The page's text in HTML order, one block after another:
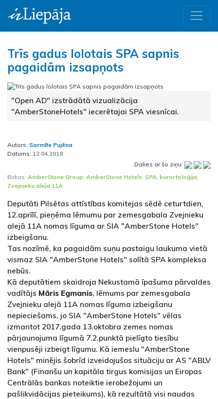
Trīs gadus lolotais SPA sapnis
pagaidām izsapņots
"Open AD" izstrādātā vizualizācija
"AmberStoneHotels" iecerētajai SPA viesnīcai.
Autors: Sarmīte Pujēna
Datums: 12.04.2018
Dalies ar šo ziņu:
Birkas: AmberStone Group AmberStone Hotels SPA kurortoloģija
Zvejnieku aleja 11A
Deputāti Pilsētas attīstības komitejas sēdē ceturtdien,
12.aprīlī, pieņēma lēmumu par zemesgabala Zvejnieku
alejā 11A nomas līguma ar SIA "AmberStone Hotels"
izbeigšanu.
Tas nozīmē, ka pagaidām suņu pastaigu laukuma vietā
vismaz SIA "AmberStone Hotels" solītā SPA kompleksa
nebūs.
Kā deputātiem skaidroja Nekustamā īpašuma pārvaldes
vadītājs Māris Egmanis, lēmums par zemesgabala
Zvejnieku alejā 11A nomas līguma izbeigšanu
nepieciešams, jo SIA "AmberStone Hotels" vēlas
izmantot 2017.gada 13.oktobra zemes nomas
pārjaunojuma līgumā 7.2.punktā pielīgto tiesību
vienpusēji izbeigt līgumu. Kā iemeslu "AmberStone
Hotels" minējis šobrīd izveidojušos situāciju ar AS "ABLV
Bank" (Finanšu un kapitāla tirgus komisijas un Eiropas
Centrālās bankas noteiktie ierobežojumi un
pašlikvidācijas pieteikums), kā rezultātā visi naudas